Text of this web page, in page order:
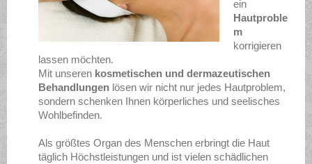
ein
Hautproble
m
korrigieren
lassen möchten.
Mit unseren kosmetischen und dermazeutischen
Behandlungen lösen wir nicht nur jedes Hautproblem,
sondern schenken Ihnen körperliches und seelisches
Wohlbefinden.
Als größtes Organ des Menschen erbringt die Haut
täglich Höchstleistungen und ist vielen schädlichen